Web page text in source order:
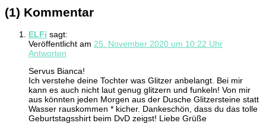
(1) Kommentar
ELFi sagt:
Veröffentlicht am 25. November 2020 um 10:22 Uhr
Antworten
Servus Bianca!
Ich verstehe deine Tochter was Glitzer anbelangt. Bei mir
kann es auch nicht laut genug glitzern und funkeln! Von mir
aus könnten jeden Morgen aus der Dusche Glitzersteine statt
Wasser rauskommen * kicher. Dankeschön, dass du das tolle
Geburtstagsshirt beim DvD zeigst! Liebe Grüße